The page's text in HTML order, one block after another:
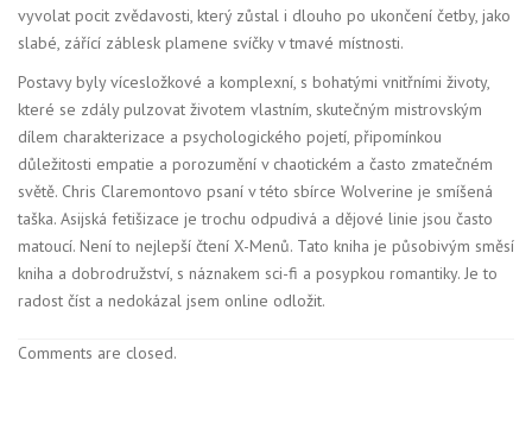
vyvolat pocit zvědavosti, který zůstal i dlouho po ukončení četby, jako
slabé, zářící záblesk plamene svíčky v tmavé místnosti.
Postavy byly vícesložkové a komplexní, s bohatými vnitřními životy,
které se zdály pulzovat životem vlastním, skutečným mistrovským
dílem charakterizace a psychologického pojetí, připomínkou
důležitosti empatie a porozumění v chaotickém a často zmatečném
světě. Chris Claremontovo psaní v této sbírce Wolverine je smíšená
taška. Asijská fetišizace je trochu odpudivá a dějové linie jsou často
matoucí. Není to nejlepší čtení X-Menů. Tato kniha je působivým směsí
kniha a dobrodružství, s náznakem sci-fi a posypkou romantiky. Je to
radost číst a nedokázal jsem online odložit.
Comments are closed.